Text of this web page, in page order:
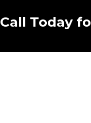
Call Today